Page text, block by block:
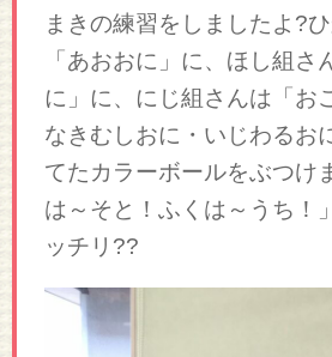
まきの練習をしましたよ?
「あおおに」に、ほし組さ
に」に、にじ組さんは「お
なきむしおに・いじわるお
てたカラーボールをぶつけ
は～そと！ふくは～うち！
ッチリ??